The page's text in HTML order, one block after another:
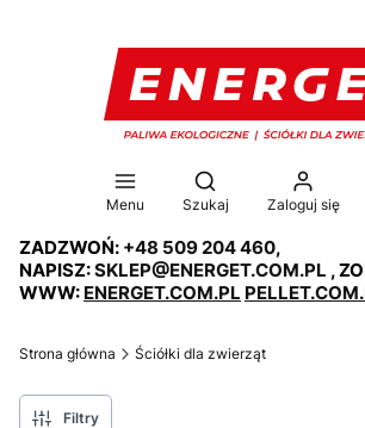
Menu
Otwórz wyszukiwarkę
Szukaj Zaloguj się
ZADZWOŃ: +48 509 204 460,
NAPISZ:SKLEP@ENERGET.COM.PL ,
WWW: ENERGET.COM.PL
Strona główna Ściółki dla zwierząt
Filtry